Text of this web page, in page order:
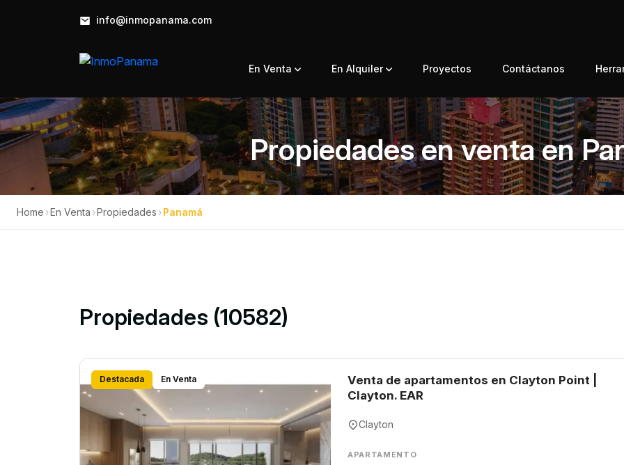
info@inmopanama.com
En Venta En Alquiler Proyectos Contáctanos
Propiedades en venta en
Home ›En Venta ›Propiedades ›Panamá
Propiedades (10582)
Destacada En Venta
Venta de apartamentos en Clayton Point |
Clayton. EAR
Clayton
APARTAMENTO